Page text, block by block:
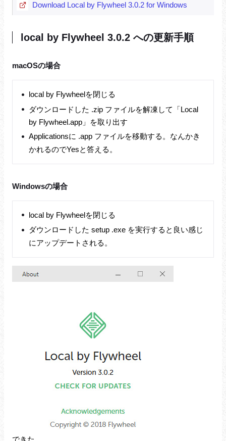
Download Local by Flywheel 3.0.2 for Windows
local by Flywheel 3.0.2 への更新手順
macOSの場合
local by Flywheelを閉じる
ダウンロードした .zip ファイルを解凍して「Local
by Flywheel.app」を取り出す
Applicationsに .app ファイルを移動する。なんかき
かれるのでYesと答える。
Windowsの場合
local by Flywheelを閉じる
ダウンロードした setup .exe を実行すると良い感じ
にアップデートされる。
できた。